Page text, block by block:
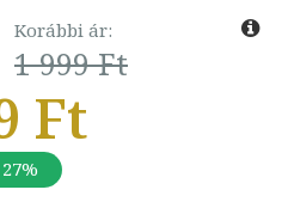
Korábbi ár:
1 999 Ft
Ft